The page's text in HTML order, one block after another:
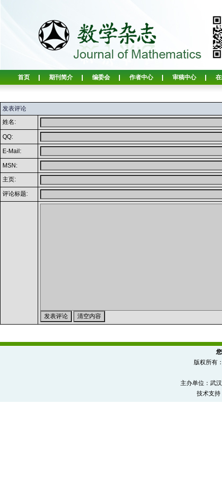
首页 期刊简介 编委会 作者中心 审稿中心
发表评论
姓名:
QQ:
E-Mail:
MSN:
主页:
评论标题:
版权所有
主办单位：武
技术支持